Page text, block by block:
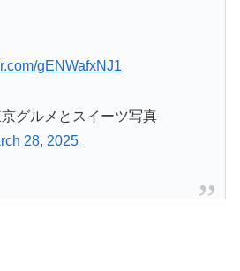
gENWafxNJ1
グルメとスイーツ写真
28, 2025